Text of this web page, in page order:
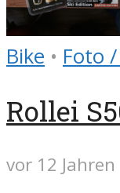
Bike • Foto
Rollei
vor 12 Jahren